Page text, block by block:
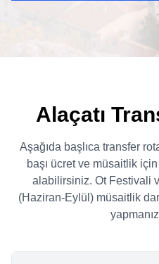
Alaçatı
Aşağıda başlıca transfer
başı ücret ve müsaitlik
alabilirsiniz. Ot Festivali
(Haziran-Eylül) müsaitlik